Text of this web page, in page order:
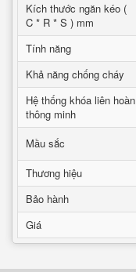
Kích thước ngăn kéo (
C * R * S ) mm
Tính năng
Khả năng chống cháy
Hệ thống khóa liên hoàn
thông minh
Mầu sắc
Thương hiệu
Bảo hành
Giá